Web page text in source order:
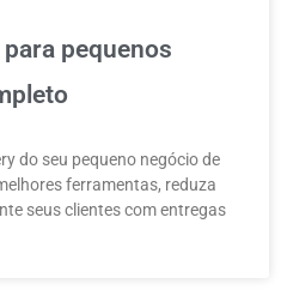
pequenos
do seu pequeno negócio de
ferramentas, reduza
seus clientes com entregas